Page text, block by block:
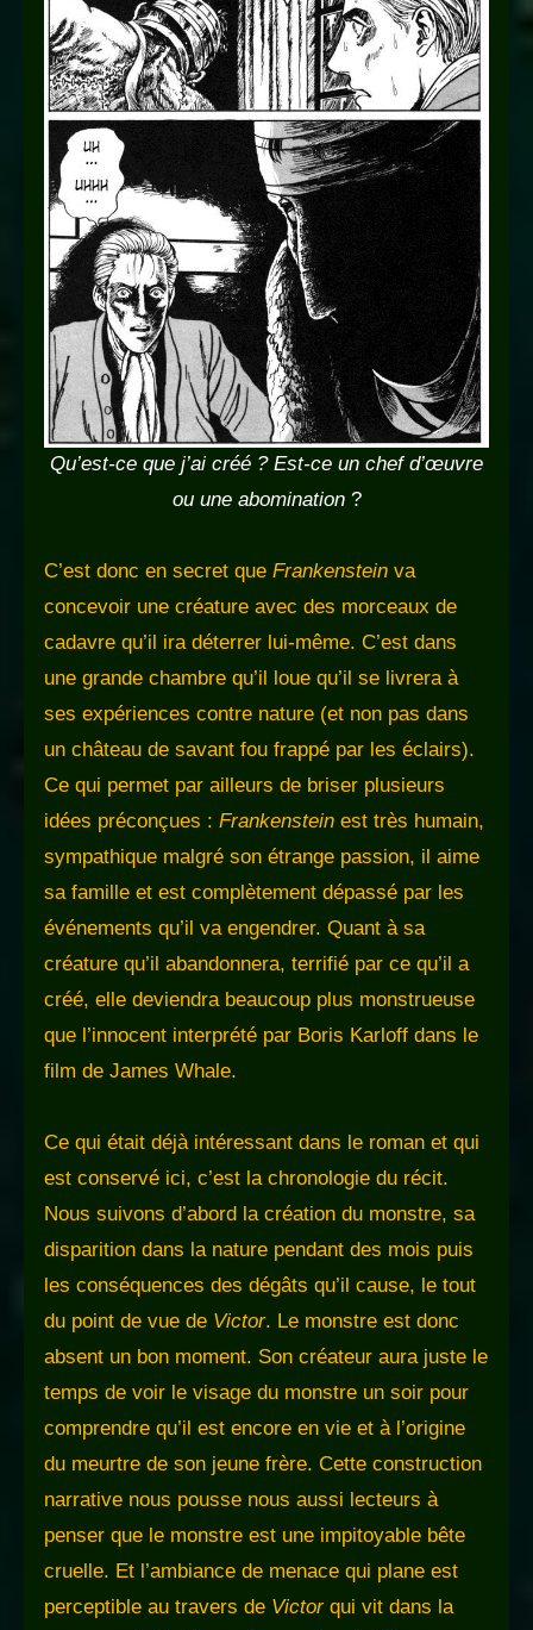
Qu’est-ce que j’ai créé ? Est-ce un chef d’œuvre
ou une abomination?
C’est donc en secret que Frankenstein va
concevoir une créature avec des morceaux de
cadavre qu’il ira déterrer lui-même. C’est dans
une grande chambre qu’il loue qu’il se livrera à
ses expériences contre nature (et non pas dans
un château de savant fou frappé par les éclairs).
Ce qui permet par ailleurs de briser plusieurs
idées préconçues : Frankenstein est très humain,
sympathique malgré son étrange passion, il aime
sa famille et est complètement dépassé par les
événements qu’il va engendrer. Quant à sa
créature qu’il abandonnera, terrifié par ce qu’il a
créé, elle deviendra beaucoup plus monstrueuse
que l’innocent interprété par Boris Karloff dans le
film de James Whale.
Ce qui était déjà intéressant dans le roman et qui
est conservé ici, c’est la chronologie du récit.
Nous suivons d’abord la création du monstre, sa
disparition dans la nature pendant des mois puis
les conséquences des dégâts qu’il cause, le tout
du point de vue de Victor. Le monstre est donc
absent un bon moment. Son créateur aura juste le
temps de voir le visage du monstre un soir pour
comprendre qu’il est encore en vie et à l’origine
du meurtre de son jeune frère. Cette construction
narrative nous pousse nous aussi lecteurs à
penser que le monstre est une impitoyable bête
cruelle. Et l’ambiance de menace qui plane est
perceptible au travers de Victor qui vit dans la